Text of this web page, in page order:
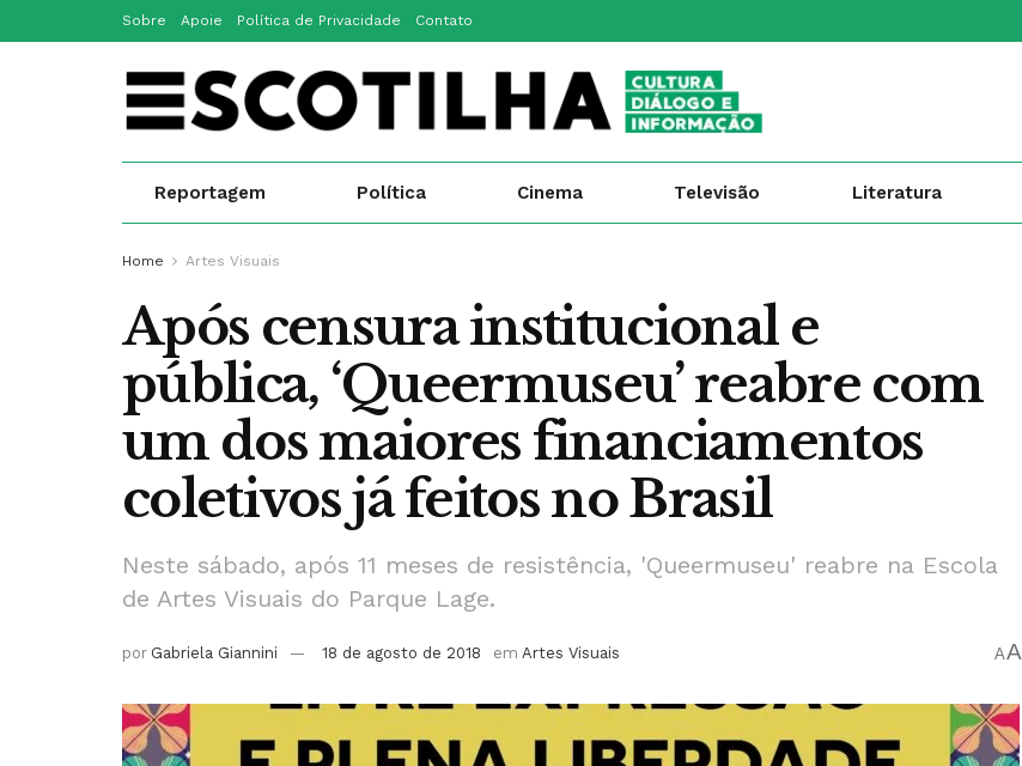
Sobre Apoie Política de Privacidade Contato
Reportagem Política Cinema Televisão Literatura
Home Artes Visuais
Após censura institucional e
pública, ‘Queermuseu’ reabre com
um dos maiores financiamentos
coletivos já feitos no Brasil
Neste sábado, após 11 meses de resistência, 'Queermuseu' reabre na Escola
de Artes Visuais do Parque Lage.
por Gabriela Giannini 18 de agosto de 2018 em Artes Visuais AA